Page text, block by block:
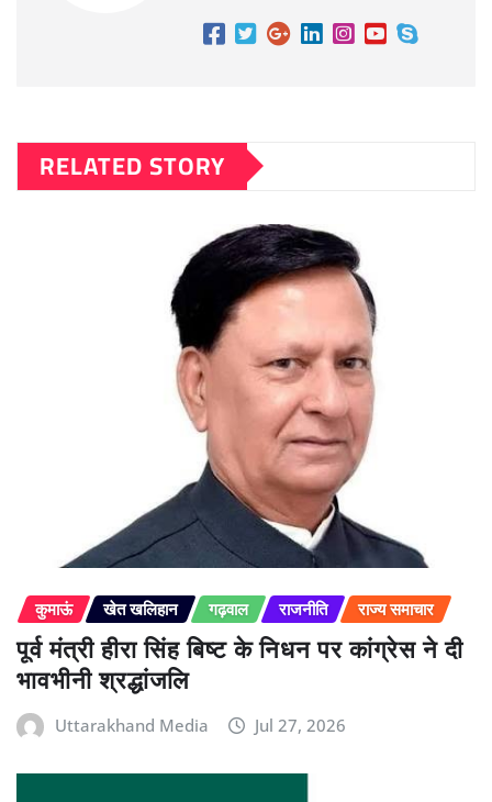
RELATED STORY
कुमाऊं खेत खलिहान गढ़वाल राजनीति राज्य समाचार
पूर्व मंत्री हीरा सिंह बिष्ट के निधन पर कांग्रेस ने दी
भावभीनी श्रद्धांजलि
Uttarakhand Media Jul 27, 2026